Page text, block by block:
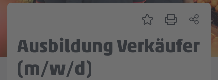
Zentrale & Vertrieb
Mein Kandidat:innenprofil
Ausbildung Verkäufer
(m/w/d)